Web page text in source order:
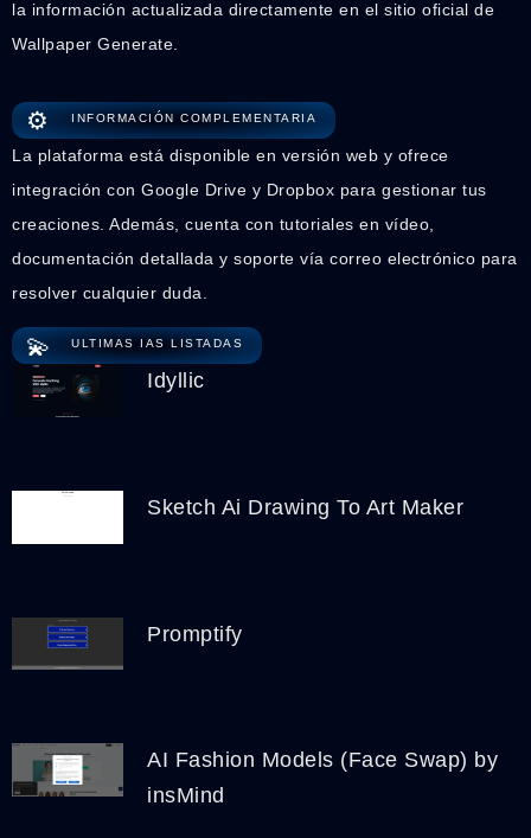
la información actualizada directamente en el sitio oficial de
Wallpaper Generate.
⚙️ INFORMACIÓN COMPLEMENTARIA
La plataforma está disponible en versión web y ofrece
integración con Google Drive y Dropbox para gestionar tus
creaciones. Además, cuenta con tutoriales en vídeo,
documentación detallada y soporte vía correo electrónico para
resolver cualquier duda.
💫 ULTIMAS IAS LISTADAS
Idyllic
Sketch Ai Drawing To Art Maker
Promptify
AI Fashion Models (Face Swap) by
insMind